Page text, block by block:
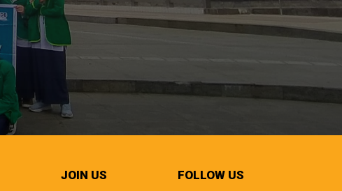
JOIN US
FOLLOW US